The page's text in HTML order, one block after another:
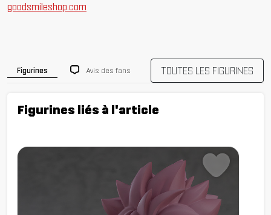
goodsmileshop.com
Figurines Avis des fans TOUTES LES FIGURINES
Figurines liés à l'article